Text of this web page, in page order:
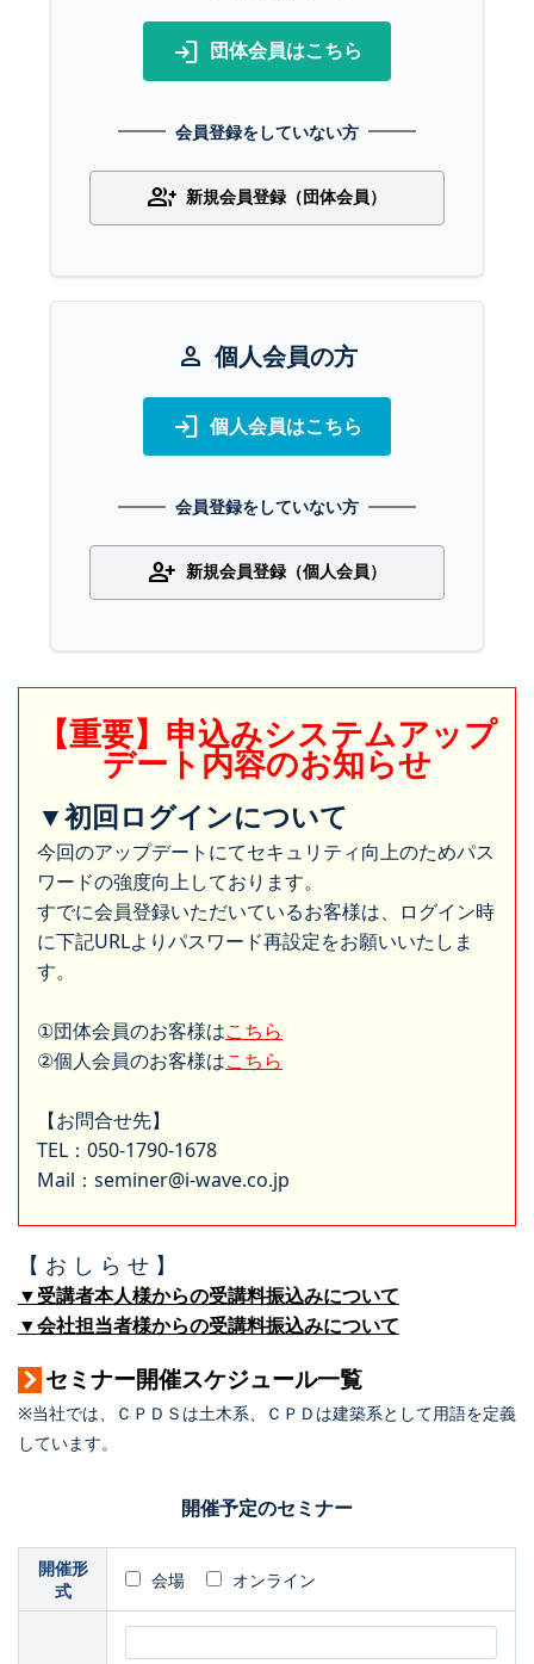
login 団体会員はこちら
会員登録をしていない方
group_add 新規会員登録（団体会員）
person 個人会員の方
login 個人会員はこちら
会員登録をしていない方
person_add 新規会員登録（個人会員）
【重要】申込みシステムアップ
デート内容のお知らせ
▼初回ログインについて
今回のアップデートにてセキュリティ向上のためパス
ワードの強度向上しております。
すでに会員登録いただいているお客様は、ログイン時
に下記URLよりパスワード再設定をお願いいたしま
す。
①団体会員のお客様はこちら
②個人会員のお客様はこちら
【お問合せ先】
TEL：050-1790-1678
Mail：seminer@i-wave.co.jp
【 お し ら せ 】
▼受講者本人様からの受講料振込みについて
▼会社担当者様からの受講料振込みについて
セミナー開催スケジュール一覧
※当社では、ＣＰＤＳは土木系、ＣＰＤは建築系として用語を定義
しています。
開催予定のセミナー
開催形
式
会場 オンライン